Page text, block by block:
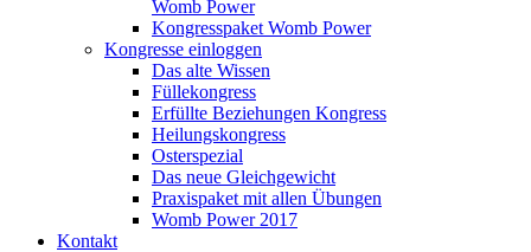
Womb Power
Kongresspaket Womb Power
Kongresse einloggen
Das alte Wissen
Füllekongress
Erfüllte Beziehungen Kongress
Heilungskongress
Osterspezial
Das neue Gleichgewicht
Praxispaket mit allen Übungen
Womb Power 2017
Kontakt